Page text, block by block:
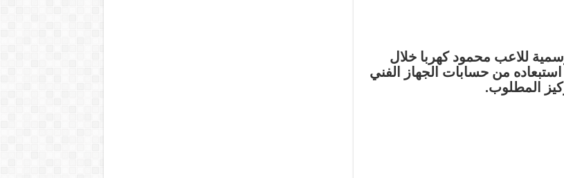
للاعب محمود كهربا خلال
استبعاده من حسابات الجهاز الفني
المطلوب.